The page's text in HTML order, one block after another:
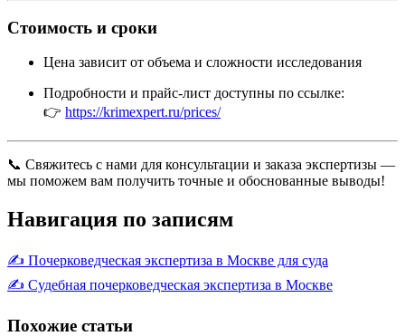
Стоимость и сроки
Цена зависит от объема и сложности исследования
Подробности и прайс-лист доступны по ссылке:
👉 https://krimexpert.ru/prices/
📞 Свяжитесь с нами для консультации и заказа экспертизы —
мы поможем вам получить точные и обоснованные выводы!
Навигация по записям
✍️ Почерковедческая экспертиза в Москве для суда
✍️ Судебная почерковедческая экспертиза в Москве
Похожие статьи